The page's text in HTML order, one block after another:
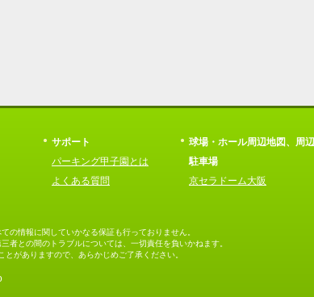
サポート
パーキング甲子園とは
よくある質問
球場・ホール周辺地図、周辺
駐車場
京セラドーム大阪
の情報に関していかなる保証も行っておりません。
者との間のトラブルについては、一切責任を負いかねます。
がありますので、あらかじめご了承ください。